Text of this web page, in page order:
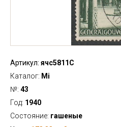
Артикул: ячс5811С
Каталог: Mi
№: 43
Год: 1940
Состояние: гашеные